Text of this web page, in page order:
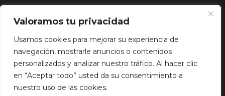
Valoramos tu privacidad
Usamos cookies para mejorar su experiencia de
navegación, mostrarle anuncios o contenidos
personalizados y analizar nuestro tráfico. Al hacer clic
en “Aceptar todo” usted da su consentimiento a
nuestro uso de las cookies.
#FLASHSURFING
#CONEXIONSURFING
A CONTRA PICO
DOCUSERIES